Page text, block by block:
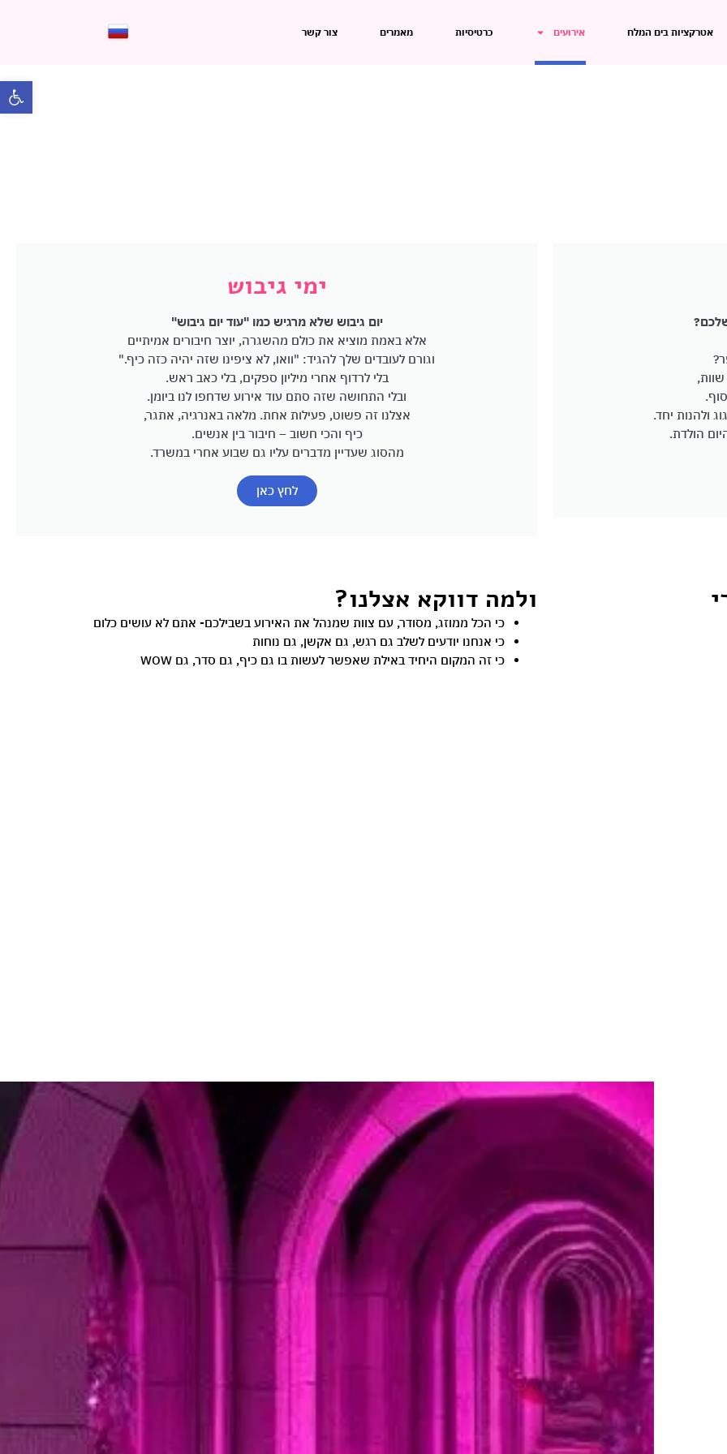
אטרקציות בים המלח אירועים כרטיסיות מאמרים צור קשר
ולהנות יחד.
הולדת.
ימי גיבוש
יום גיבוש שלא מרגיש כמו "עוד יום גיבוש"
אלא באמת מוציא את כולם מהשגרה, יוצר חיבורים אמיתיים
וגורם לעובדים שלך להגיד: "וואו, לא ציפינו שזה יהיה כזה כיף."
בלי לרדוף אחרי מיליון ספקים, בלי כאב ראש.
ובלי התחושה שזה סתם עוד אירוע שדחפו לנו ביומן.
אצלנו זה פשוט, פעילות אחת. מלאה באנרגיה, אתגר,
כיף והכי חשוב – חיבור בין אנשים.
מהסוג שעדיין מדברים עליו גם שבוע אחרי במשרד.
לחץ כאן
ולמה דווקא אצלנו?
כי הכל ממוזג, מסודר, עם צוות שמנהל את האירוע בשבילכם- אתם לא עושים כלום
כי אנחנו יודעים לשלב גם רגש, גם אקשן, גם נוחות
כי זה המקום היחיד באילת שאפשר לעשות בו גם כיף, גם סדר, גם WOW